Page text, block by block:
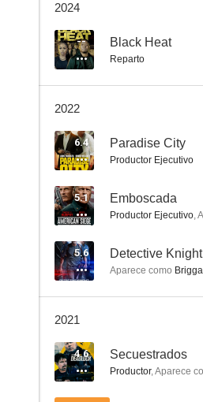
2024
-- Black Heat
Reparto
2022
6.4 Paradise City
Productor Ejecutivo
5.1 Emboscada
Productor Ejecutivo,
5.6 Detective
Aparece como Brigga
2021
4.6 Secuestrados
Productor,Aparece